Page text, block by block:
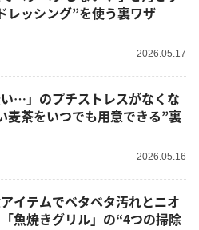
レッシング”を使う裏ワザ
2026.05.17
い…」のプチストレスがなくな
麦茶をいつでも用意できる”裏
2026.05.16
イテムでベタベタ汚れとニオ
魚焼きグリル」の“4つの掃除